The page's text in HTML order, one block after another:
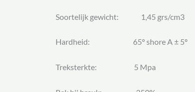
Soortelijk gewicht: 1,45 grs/cm3
Hardheid: 65º shore A ± 5º
Treksterkte: 5 Mpa